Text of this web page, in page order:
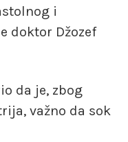
i
doktor Džozef
da je, zbog
važno da sok